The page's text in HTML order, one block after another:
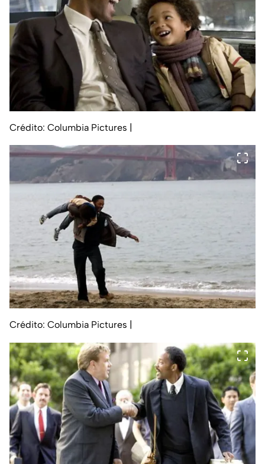
Crédito: Columbia Pictures |
Crédito: Columbia Pictures